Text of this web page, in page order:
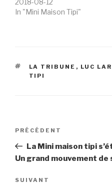
In "Mini Maison Tipi"
ÉTIQUETTES
LA TRIBUNE , LUC
TIPI
Navigation
l'article
Article
précédent
PRÉCÉDENT
La Mini maison tipi
Un grand mouvement
Article
SUIVANT